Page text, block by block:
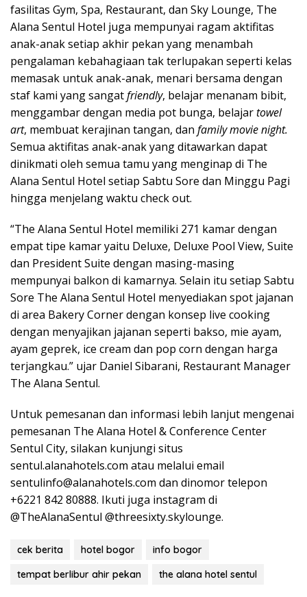
fasilitas Gym, Spa, Restaurant, dan Sky Lounge, The
Alana Sentul Hotel juga mempunyai ragam aktifitas
anak-anak setiap akhir pekan yang menambah
pengalaman kebahagiaan tak terlupakan seperti kelas
memasak untuk anak-anak, menari bersama dengan
staf kami yang sangatfriendly, belajar menanam bibit,
menggambar dengan media pot bunga, belajartowel
art, membuat kerajinan tangan, dan family movie night.
Semua aktifitas anak-anak yang ditawarkan dapat
dinikmati oleh semua tamu yang menginap di The
Alana Sentul Hotel setiap Sabtu Sore dan Minggu Pagi
hingga menjelang waktu check out.
“The Alana Sentul Hotel memiliki 271 kamar dengan
empat tipe kamar yaitu Deluxe, Deluxe Pool View, Suite
dan President Suite dengan masing-masing
mempunyai balkon di kamarnya. Selain itu setiap Sabtu
Sore The Alana Sentul Hotel menyediakan spot jajanan
di area Bakery Corner dengan konsep live cooking
dengan menyajikan jajanan seperti bakso, mie ayam,
ayam geprek, ice cream dan pop corn dengan harga
terjangkau.” ujar Daniel Sibarani, Restaurant Manager
The Alana Sentul.
Untuk pemesanan dan informasi lebih lanjut mengenai
pemesanan The Alana Hotel & Conference Center
Sentul City, silakan kunjungi situs
sentul.alanahotels.com atau melalui email
sentulinfo@alanahotels.com dan dinomor telepon
+6221 842 80888. Ikuti juga instagram di
@TheAlanaSentul @threesixty.skylounge.
cek berita hotel bogor
info bogor
tempat berlibur ahir pekan
the alana hotel sentul